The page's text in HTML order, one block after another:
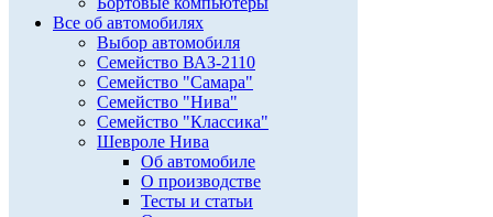
Все об автомобилях
Выбор автомобиля
Семейство ВАЗ-2110
Семейство "Самара"
Семейство "Нива"
Семейство "Классика"
Шевроле Нива
Об автомобиле
О производстве
Тесты и статьи